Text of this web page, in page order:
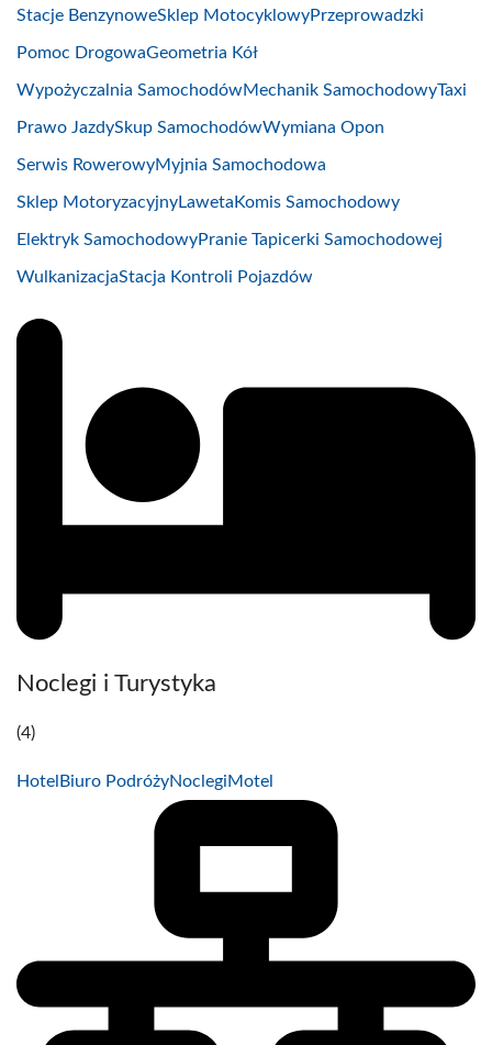
Stacje BenzynoweSklep MotocyklowyPrzeprowadzki
Pomoc DrogowaGeometria Kół
Wypożyczalnia SamochodówMechanik SamochodowyTaxi
Prawo JazdySkup SamochodówWymiana Opon
Serwis RowerowyMyjnia Samochodowa
Sklep MotoryzacyjnyLaweta Komis Samochodowy
Elektryk SamochodowyPranie Tapicerki Samochodowej
WulkanizacjaStacja Kontroli Pojazdów
Noclegi i Turystyka
(4)
Hotel Biuro PodróżyNoclegiMotel